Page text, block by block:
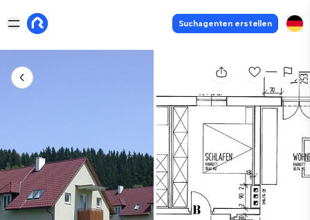
Suchagenten erstellen